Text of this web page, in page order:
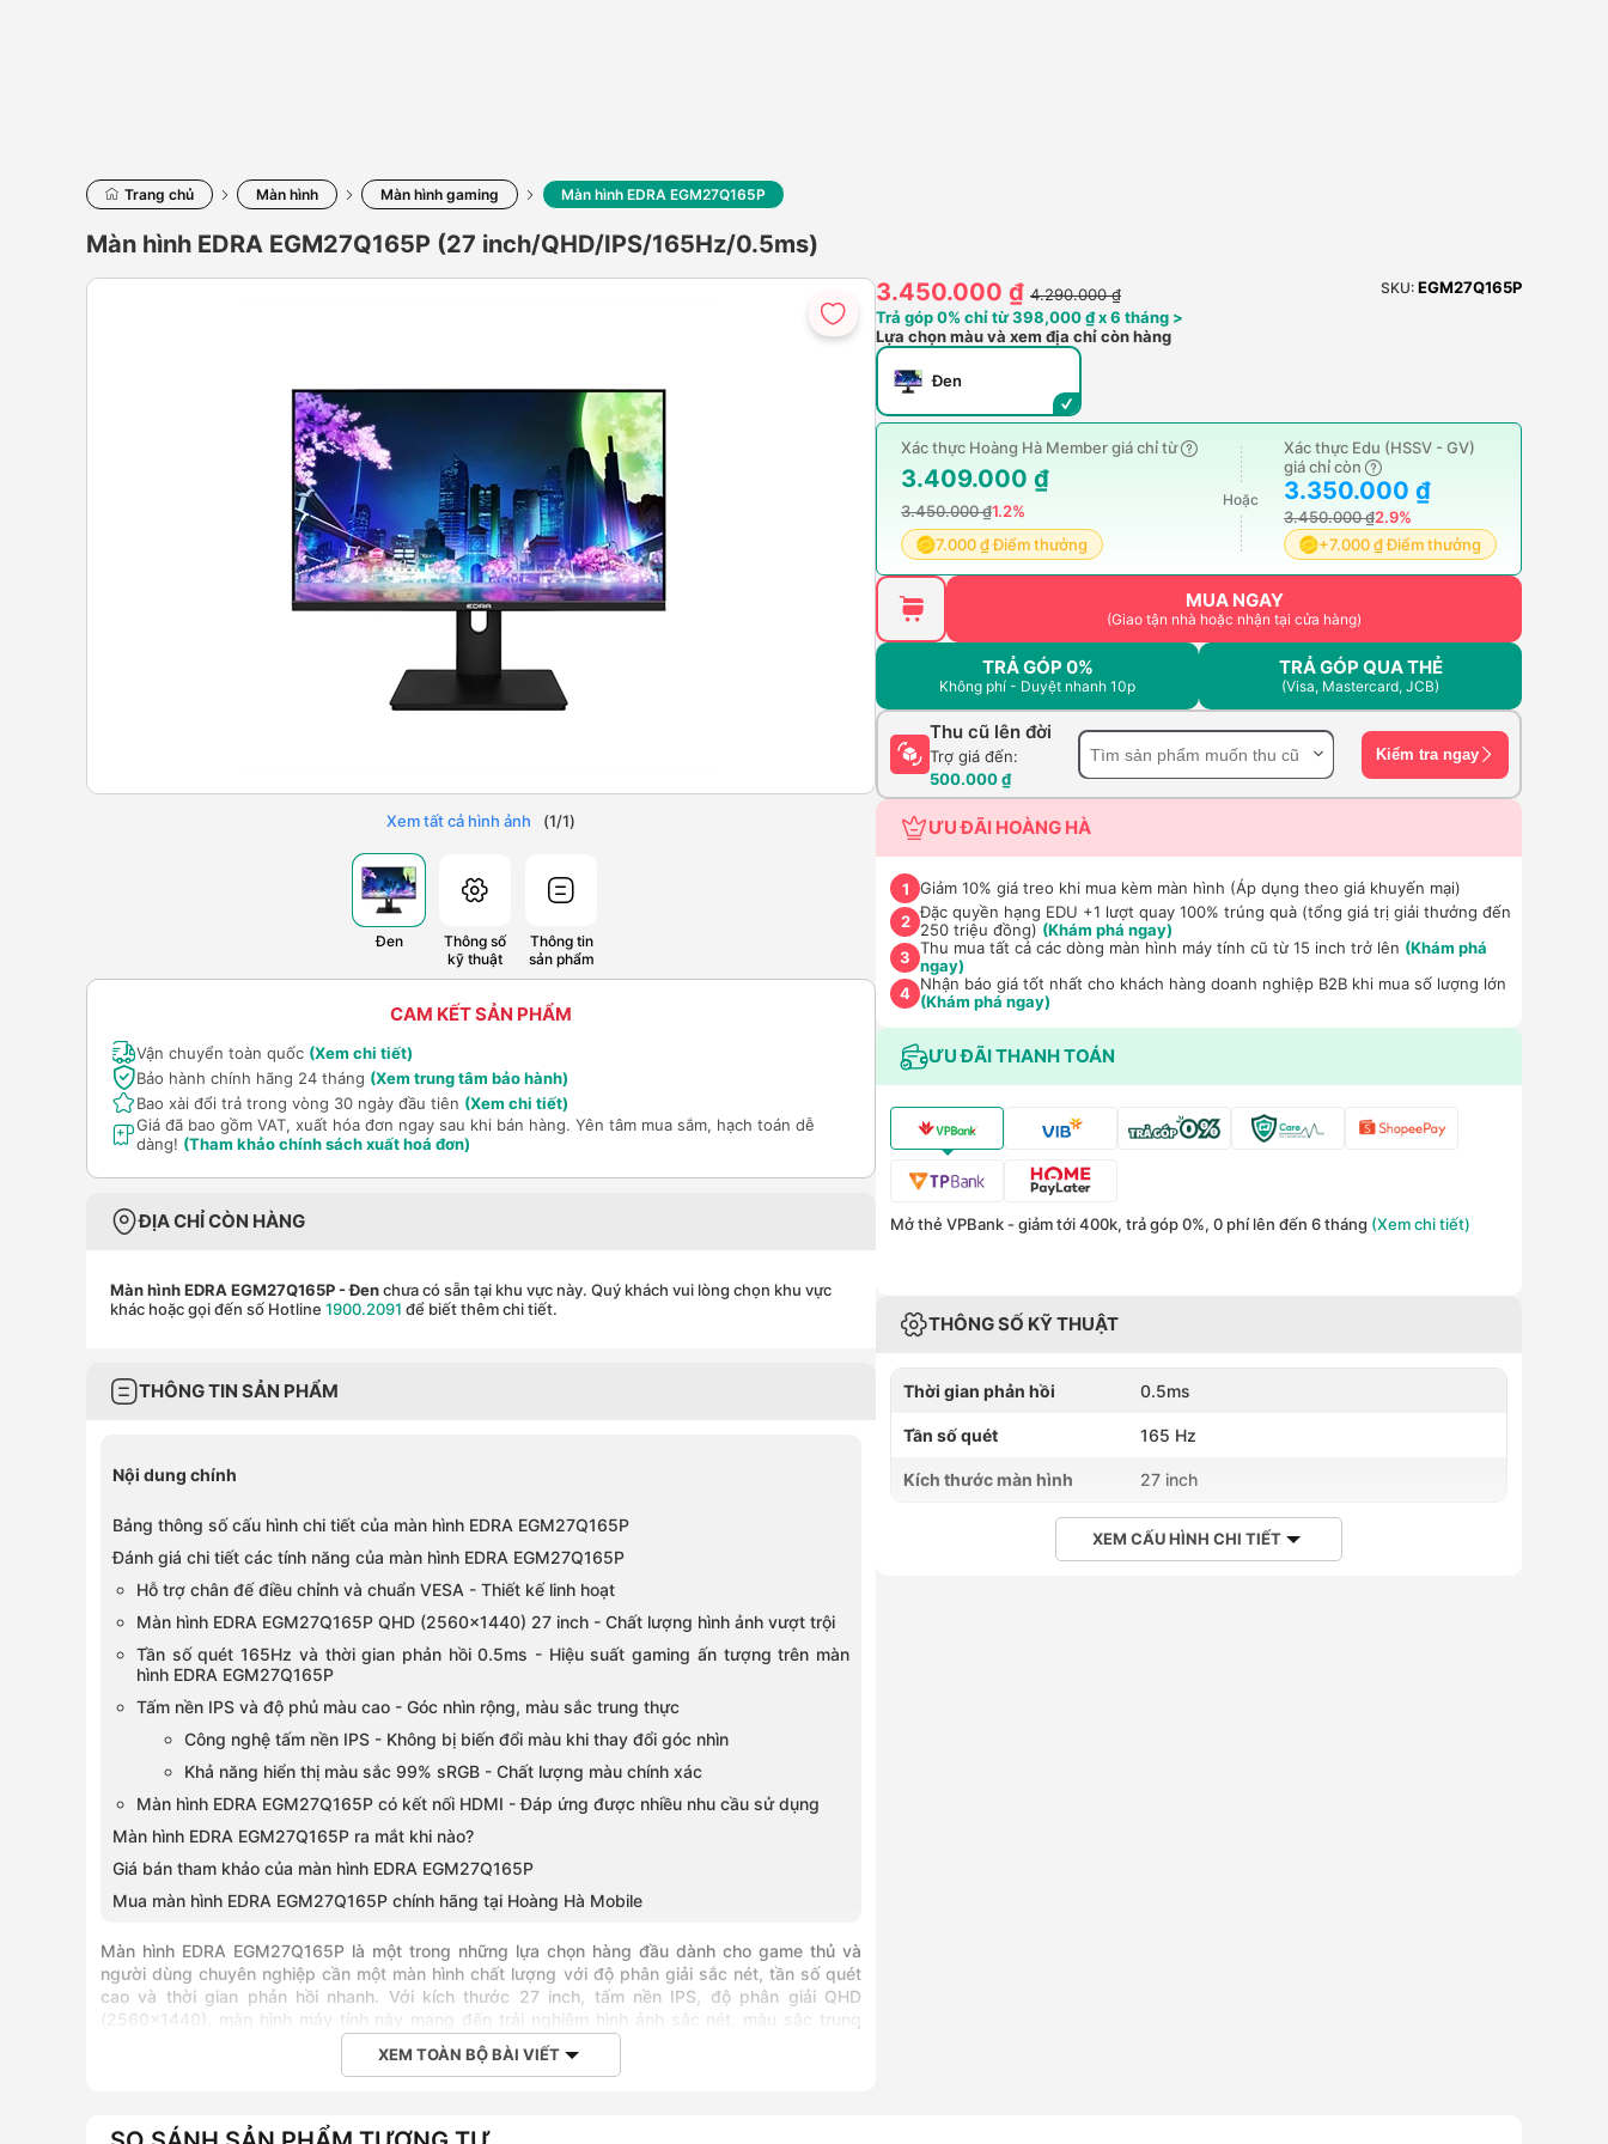
Trang chủ Màn hình Màn hình gaming Màn hình EDRA EGM27Q165P
Màn hình EDRA EGM27Q165P (27 inch/QHD/IPS/165Hz/0.5ms)
Xem tất cả hình ảnh (1/1)
Đen
Thông số
kỹ thuật
Thông tin
sản phẩm
CAM KẾT SẢN PHẨM
Vận chuyển toàn quốc (Xem chi tiết)
Bảo hành chính hãng 24 tháng (Xem trung tâm bảo hành)
Bao xài đổi trả trong vòng 30 ngày đầu tiên (Xem chi tiết)
Giá đã bao gồm VAT, xuất hóa đơn ngay sau khi bán hàng. Yên tâm mua sắm, hạch toán dễ
dàng! (Tham khảo chính sách xuất hoá đơn)
ĐỊA CHỈ CÒN HÀNG
Màn hình EDRA EGM27Q165P - Đenchưa có sẵn tại khu vực này. Quý khách vui lòng chọn khu vực
khác hoặc gọi đến số Hotline 1900.2091 để biết thêm chi tiết.
THÔNG TIN SẢN PHẨM
Nội dung chính
Bảng thông số cấu hình chi tiết của màn hình EDRA EGM27Q165P
Đánh giá chi tiết các tính năng của màn hình EDRA EGM27Q165P
Hỗ trợ chân đế điều chỉnh và chuẩn VESA - Thiết kế linh hoạt
Màn hình EDRA EGM27Q165P QHD (2560x1440) 27 inch - Chất lượng hình ảnh vượt trội
Tần số quét 165Hz và thời gian phản hồi 0.5ms - Hiệu suất gaming ấn tượng trên màn
hình EDRA EGM27Q165P
Tấm nền IPS và độ phủ màu cao - Góc nhìn rộng, màu sắc trung thực
Công nghệ tấm nền IPS - Không bị biến đổi màu khi thay đổi góc nhìn
Khả năng hiển thị màu sắc 99% sRGB - Chất lượng màu chính xác
Màn hình EDRA EGM27Q165P có kết nối HDMI - Đáp ứng được nhiều nhu cầu sử dụng
Màn hình EDRA EGM27Q165P ra mắt khi nào?
Giá bán tham khảo của màn hình EDRA EGM27Q165P
Mua màn hình EDRA EGM27Q165P chính hãng tại Hoàng Hà Mobile
Màn hình EDRA EGM27Q165P là một trong những lựa chọn hàng đầu dành cho game thủ và
người dùng chuyên nghiệp cần một màn hình chất lượng với độ phân giải sắc nét, tần số quét
cao và thời gian phản hồi nhanh. Với kích thước 27 inch, tấm nền IPS, độ phân giải QHD
(2560x1440), màn hình máy tính
này mang đến trải nghiệm hình ảnh sắc nét, màu sắc trung
thực và mượt mà. Đặc biệt, với tần số quét 165Hz và thời gian phản hồi 0.5ms (MPRT), đây là
sản phẩm lý tưởng cho những ai đam mê tốc độ và sự chính xác trong từng khung hình.
XEM TOÀN BỘ BÀI VIẾT
3.450.000 ₫ 4.290.000 ₫ SKU: EGM27Q165P
Trả góp 0% chỉ từ 398,000 ₫ x 6 tháng >
Lựa chọn màu và xem địa chỉ còn hàng
Đen
Xác thực Hoàng Hà Member giá chỉ từ
3.409.000 ₫
3.450.000 ₫1.2%
7.000 ₫ Điểm thưởng
Hoặc
Xác thực Edu (HSSV - GV)
giá chỉ còn
3.350.000 ₫
3.450.000 ₫2.9%
+7.000 ₫ Điểm thưởng
MUA NGAY
(Giao tận nhà hoặc nhận tại cửa hàng)
TRẢ GÓP 0%
Không phí - Duyệt nhanh 10p
TRẢ GÓP QUA THẺ
(Visa, Mastercard, JCB)
Thu cũ lên đời
Trợ giá đến:
500.000 ₫
Kiểm tra ngay
ƯU ĐÃI HOÀNG HÀ
1
Giảm 10% giá treo khi mua kèm màn hình (Áp dụng theo giá khuyến mại)
2 Đặc quyền hạng EDU +1 lượt quay 100% trúng quà (tổng giá trị giải thưởng đến
250 triệu đồng) (Khám phá ngay)
3 Thu mua tất cả các dòng màn hình máy tính cũ từ 15 inch trở lên (Khám phá
ngay)
4 Nhận báo giá tốt nhất cho khách hàng doanh nghiệp B2B khi mua số lượng lớn
(Khám phá ngay)
ƯU ĐÃI THANH TOÁN
Mở thẻ VPBank - giảm tới 400k, trả góp 0%, 0 phí lên đến 6 tháng (Xem chi tiết)
THÔNG SỐ KỸ THUẬT
Thời gian phản hồi 0.5ms
Tần số quét 165 Hz
Kích thước màn hình 27 inch
XEM CẤU HÌNH CHI TIẾT